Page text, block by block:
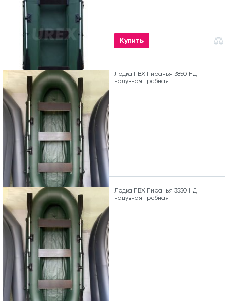
Купить
Лодка ПВХ Пиранья 3850 НД
надувная гребная
Лодка ПВХ Пиранья 3550 НД
надувная гребная